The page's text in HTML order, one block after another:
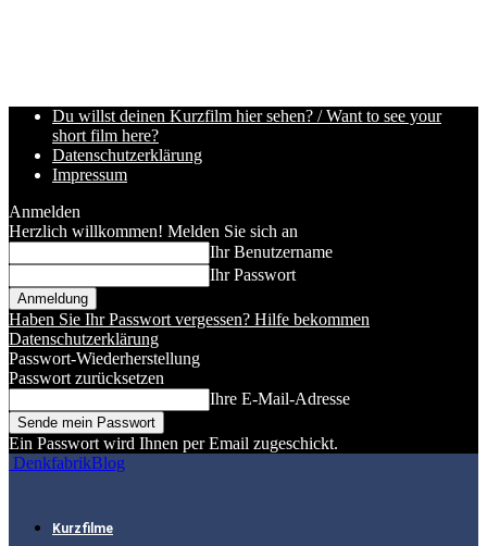
Du willst deinen Kurzfilm hier sehen? / Want to see your
short film here?
Datenschutzerklärung
Impressum
Anmelden
Herzlich willkommen! Melden Sie sich an
Ihr Benutzername
Ihr Passwort
Haben Sie Ihr Passwort vergessen? Hilfe bekommen
Datenschutzerklärung
Passwort-Wiederherstellung
Passwort zurücksetzen
Ihre E-Mail-Adresse
Ein Passwort wird Ihnen per Email zugeschickt.
DenkfabrikBlog
Kurzfilme